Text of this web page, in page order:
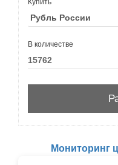
Купить
В количестве
Мониторинг